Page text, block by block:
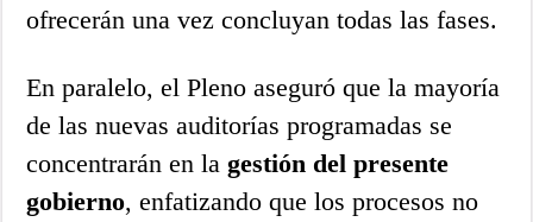
ofrecerán una vez concluyan todas las fases.
En paralelo, el Pleno aseguró que la mayoría
de las nuevas auditorías programadas se
concentrarán en lagestión del presente
gobierno, enfatizando que los procesos no